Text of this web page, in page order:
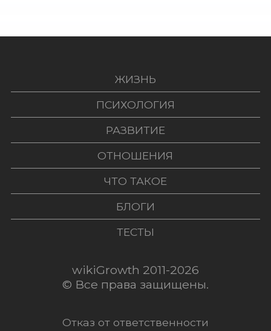
ЖИЗНЬ
ПСИХОЛОГИЯ
РАЗВИТИЕ
ОТНОШЕНИЯ
ЧТО ТАКОЕ
БЛОГИ
ТЕСТЫ
wikiGrowth 2011-2026
© Все права защищены.
Отказ от ответственности